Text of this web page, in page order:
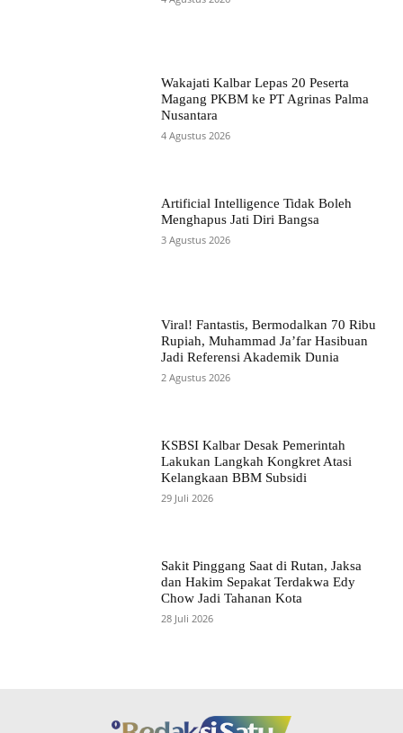
Wakajati Kalbar Lepas 20 Peserta
Magang PKBM ke PT Agrinas Palma
Nusantara
4 Agustus 2026
Artificial Intelligence Tidak Boleh
Menghapus Jati Diri Bangsa
3 Agustus 2026
Viral! Fantastis, Bermodalkan 70 Ribu
Rupiah, Muhammad Ja’far Hasibuan
Jadi Referensi Akademik Dunia
2 Agustus 2026
KSBSI Kalbar Desak Pemerintah
Lakukan Langkah Kongkret Atasi
Kelangkaan BBM Subsidi
29 Juli 2026
Sakit Pinggang Saat di Rutan, Jaksa
dan Hakim Sepakat Terdakwa Edy
Chow Jadi Tahanan Kota
28 Juli 2026